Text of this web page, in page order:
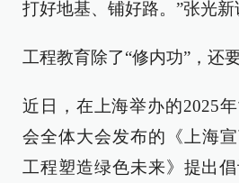
打好地基、铺好路。”张光新
工程教育除了“修内功”，还要
近日，在上海举办的2025
会全体大会发布的《上海
工程塑造绿色未来》提出倡